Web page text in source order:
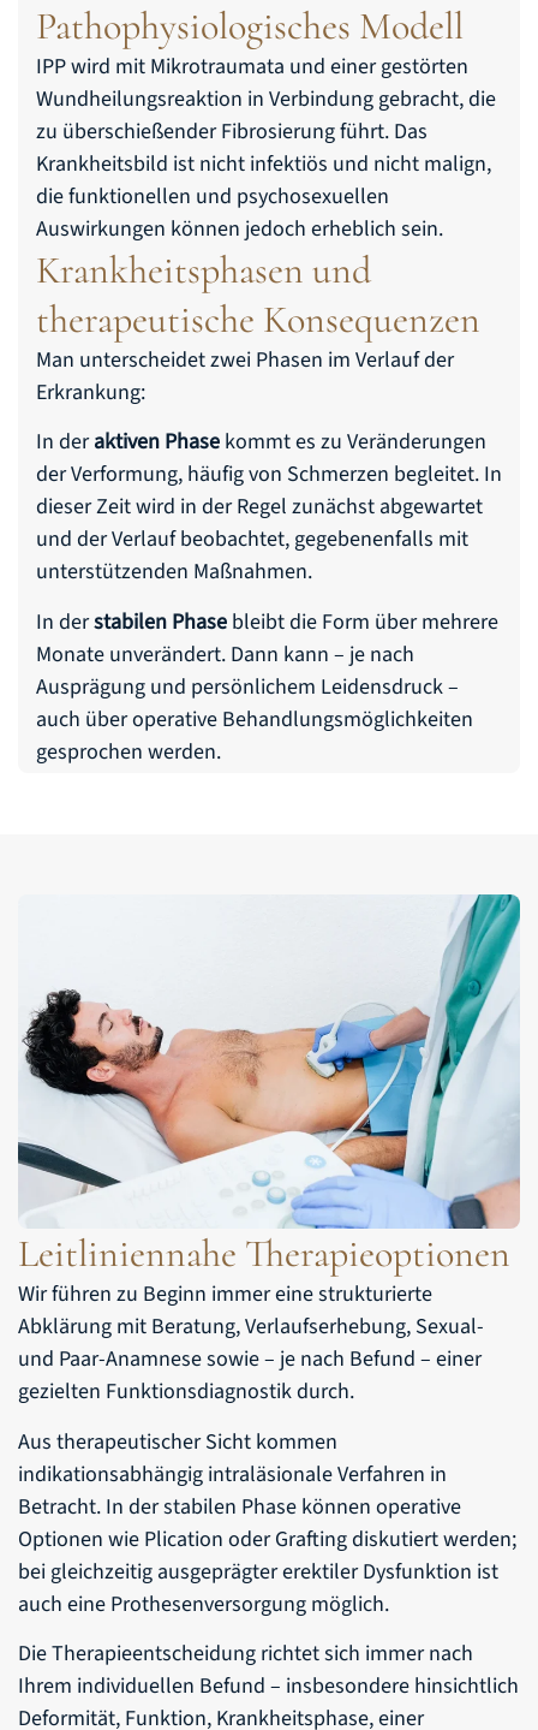
Pathophysiologisches Modell
IPP wird mit Mikrotraumata und einer gestörten
Wundheilungsreaktion in Verbindung gebracht, die
zu überschießender Fibrosierung führt. Das
Krankheitsbild ist nicht infektiös und nicht malign,
die funktionellen und psychosexuellen
Auswirkungen können jedoch erheblich sein.
Krankheitsphasen und
therapeutische Konsequenzen
Man unterscheidet zwei Phasen im Verlauf der
Erkrankung:
In deraktiven Phase kommt es zu Veränderungen
der Verformung, häufig von Schmerzen begleitet. In
dieser Zeit wird in der Regel zunächst abgewartet
und der Verlauf beobachtet, gegebenenfalls mit
unterstützenden Maßnahmen.
In derstabilen Phase bleibt die Form über mehrere
Monate unverändert. Dann kann – je nach
Ausprägung und persönlichem Leidensdruck –
auch über operative Behandlungsmöglichkeiten
gesprochen werden.
Leitliniennahe Therapieoptionen
Wir führen zu Beginn immer eine strukturierte
Abklärung mit Beratung, Verlaufserhebung, Sexual-
und Paar-Anamnese sowie – je nach Befund – einer
gezielten Funktionsdiagnostik durch.
Aus therapeutischer Sicht kommen
indikationsabhängig intraläsionale Verfahren in
Betracht. In der stabilen Phase können operative
Optionen wie Plication oder Grafting diskutiert werden;
bei gleichzeitig ausgeprägter erektiler Dysfunktion ist
auch eine Prothesenversorgung möglich.
Die Therapieentscheidung richtet sich immer nach
Ihrem individuellen Befund – insbesondere hinsichtlich
Deformität, Funktion, Krankheitsphase, einer